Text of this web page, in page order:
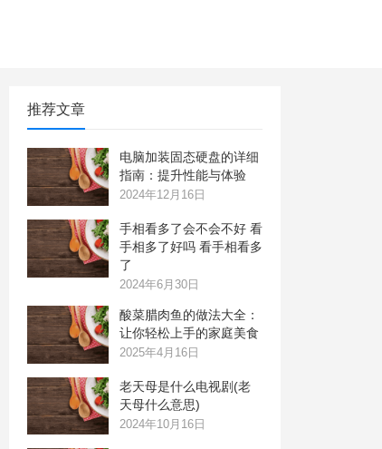
推荐文章
电脑加装固态硬盘的详细
指南：提升性能与体验
2024年12月16日
手相看多了会不会不好 看
手相多了好吗 看手相看多
了
2024年6月30日
酸菜腊肉鱼的做法大全：
让你轻松上手的家庭美食
2025年4月16日
老天母是什么电视剧(老
天母什么意思)
2024年10月16日